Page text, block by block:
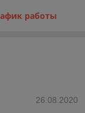
работы
26.08.2020